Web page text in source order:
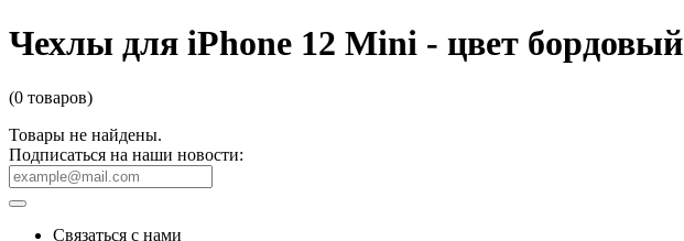
Чехлы для iPhone 12 Mini - цвет бордовый
(0 товаров)
Товары не найдены.
Подписаться на наши новости:
Связаться с нами